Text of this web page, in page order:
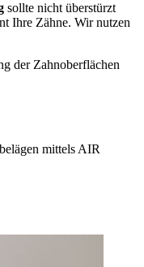
sollte nicht überstürzt
Ihre Zähne. Wir nutzen
der Zahnoberflächen
mittels AIR